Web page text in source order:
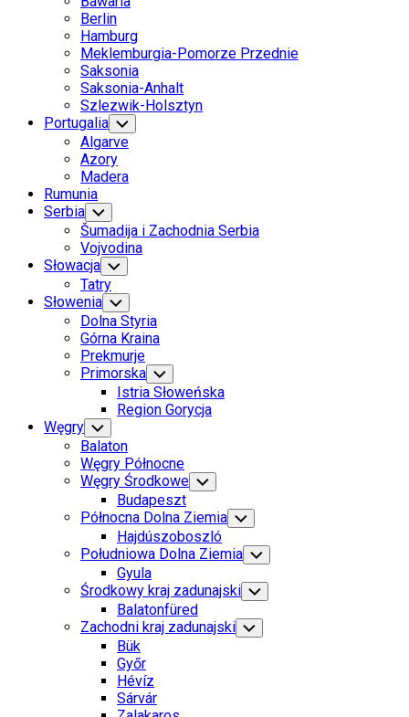
Berlin
Hamburg
Meklemburgia-Pomorze Przednie
Saksonia
Saksonia-Anhalt
Szlezwik-Holsztyn
Portugalia Toggle
Child
Menu
Algarve
Azory
Madera
Rumunia
Serbia Toggle
Child
Menu
Šumadija i Zachodnia Serbia
Vojvodina
Słowacja Toggle
Child
Menu
Tatry
Słowenia Toggle
Child
Menu
Dolna Styria
Górna Kraina
Prekmurje
Primorska Toggle
Child
Menu
Istria Słoweńska
Region Gorycja
Węgry Toggle
Child
Menu
Balaton
Węgry Północne
Węgry Środkowe Toggle
Child
Menu
Budapeszt
Północna Dolna Ziemia Toggle
Child
Menu
Hajdúszoboszló
Południowa Dolna Ziemia Toggle
Child
Menu
Gyula
Środkowy kraj zadunajski Toggle
Child
Menu
Balatonfüred
Zachodni kraj zadunajski Toggle
Child
Bük
Győr
Hévíz
Sárvár